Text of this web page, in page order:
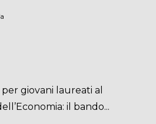
giovani laureati al
il bando...